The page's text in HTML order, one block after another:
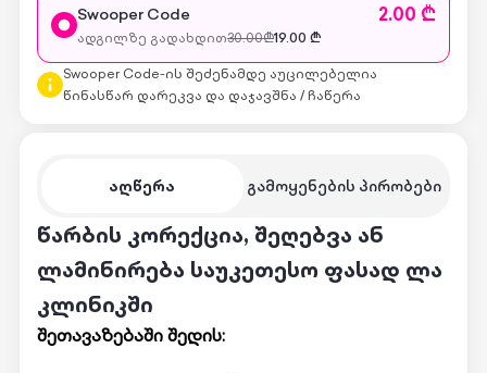
აღწერა გამოყენების პირობები
წარბის კორექცია, შეღებვა ან
ლამინირება საუკეთესო ფასად ლა
კლინიკში
შეთავაზებაში შედის:
Swooper Code 2.00 ₾
ადგილზე გადახდით30.00₾19.00 ₾
Swooper Code-ის შეძენამდე აუცილებელია
წინასწარ დარეკვა და დაჯავშნა / ჩაწერა